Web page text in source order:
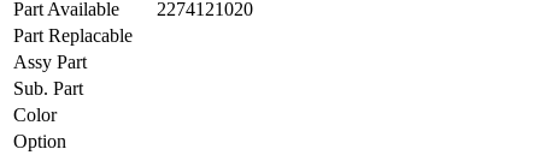
Part Available
2274121020
Part Replacable
Assy Part
Sub. Part
Color
Option